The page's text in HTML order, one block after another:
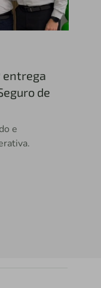
entrega
de
e